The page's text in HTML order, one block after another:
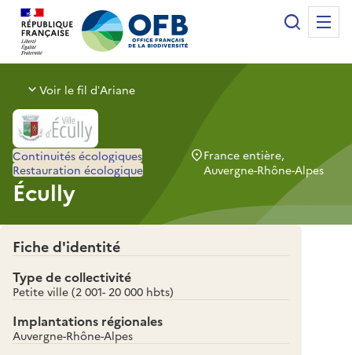
Office français de la biodiversité
Recherche
Voir le fil d’Ariane
Écully
Continuités écologiques
Restauration écologique
France entière,
Auvergne-Rhône-Alpes
Fiche d'identité
Type de collectivité
Petite ville (2 001- 20 000 hbts)
Implantations régionales
Auvergne-Rhône-Alpes
Panneau de gestion des cookies